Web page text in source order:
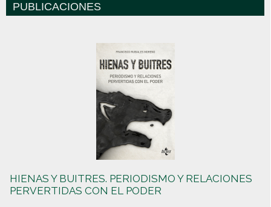
PUBLICACIONES
HIENAS Y BUITRES. PERIODISMO Y RELACIONES
PERVERTIDAS CON EL PODER